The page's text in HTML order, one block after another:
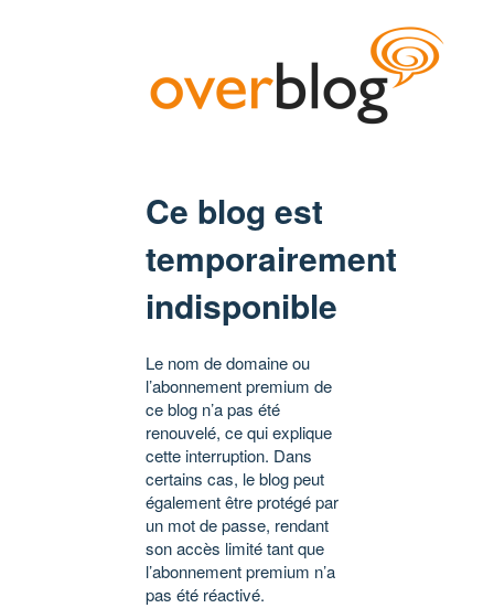
Ce blog est
temporairement
indisponible
Le nom de domaine ou
l’abonnement premium de
ce blog n’a pas été
renouvelé, ce qui explique
cette interruption. Dans
certains cas, le blog peut
également être protégé par
un mot de passe, rendant
son accès limité tant que
l’abonnement premium n’a
pas été réactivé.